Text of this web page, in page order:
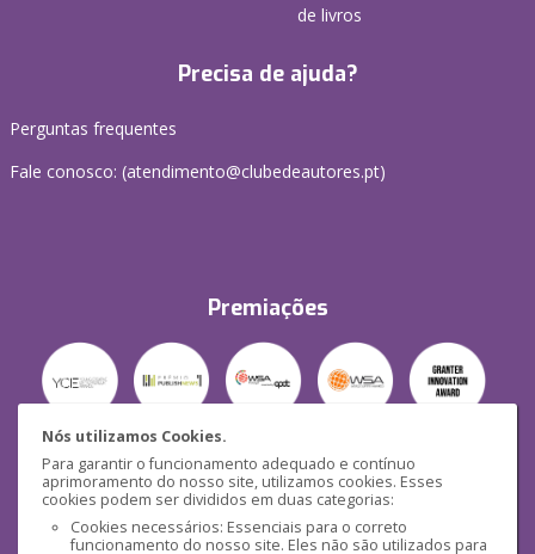
Nós utilizamos Cookies.
Para garantir o funcionamento adequado e contínuo
aprimoramento do nosso site, utilizamos cookies. Esses
cookies podem ser divididos em duas categorias:
Cookies necessários: Essenciais para o correto
funcionamento do nosso site. Eles não são utilizados para
de livros
Precisa de ajuda?
Perguntas frequentes
Fale conosco: (atendimento@clubedeautores.pt)
Premiações
Segurança